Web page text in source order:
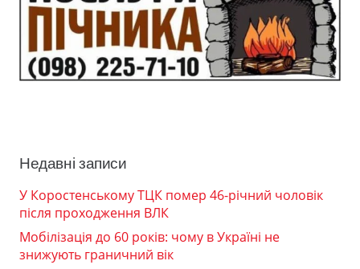
Недавні записи
У Коростенському ТЦК помер 46-річний чоловік
після проходження ВЛК
Мобілізація до 60 років: чому в Україні не
знижують граничний вік